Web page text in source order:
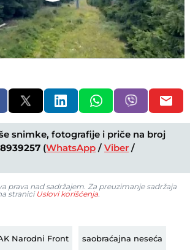
Video
snimke, fotografije i priče na broj
(WhatsApp /Viber /
prava nad sadržajem. Za preuzimanje sadržaja
stranici Uslovi korišćenja.
Narodni Front saobraćajna neseća